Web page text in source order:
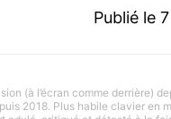
Publié le
(à l’écran comme derrière)
2018. Plus habile clavier en